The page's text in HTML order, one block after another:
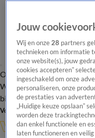
Overzicht Onze programma's
WandelgangenInterviews
bijwonenPodcastShop
Volg Vandaag Inside
Jouw
Wij en onze28 partners
technieken om informatie
onze website(s), jouw
cookies accepteren”
ingeschakeld om onze
personaliseren, onze
de prestaties van
„Huidige keuze opslaan”
worden deze
dan enkel functionele en
laten functioneren en